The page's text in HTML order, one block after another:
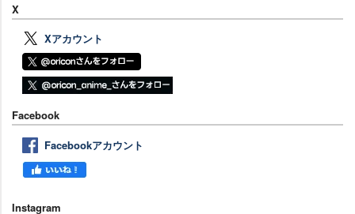
X
Xアカウント
Facebook
Facebookアカウント
Instagram